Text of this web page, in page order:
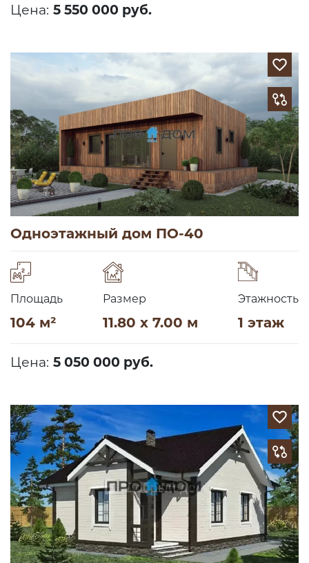
Цена: 5 550 000 руб.
Одноэтажный дом ПО-40
Площадь
104 м²
Размер
11.80 x 7.00 м
Этажность
1 этаж
Цена: 5 050 000 руб.